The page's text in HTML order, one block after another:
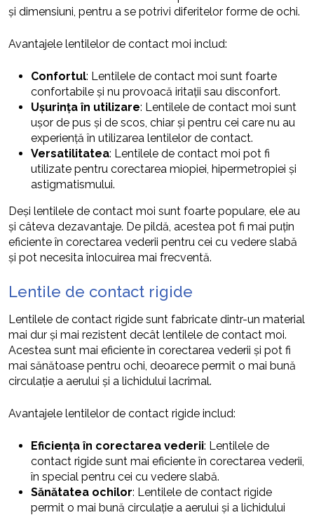
și dimensiuni, pentru a se potrivi diferitelor forme de ochi.
Avantajele lentilelor de contact moi includ:
Confortul: Lentilele de contact moi sunt foarte
confortabile și nu provoacă iritații sau disconfort.
Ușurința în utilizare: Lentilele de contact moi sunt
ușor de pus și de scos, chiar și pentru cei care nu au
experiență în utilizarea lentilelor de contact.
Versatilitatea: Lentilele de contact moi pot fi
utilizate pentru corectarea miopiei, hipermetropiei și
astigmatismului.
Deși lentilele de contact moi sunt foarte populare, ele au
și câteva dezavantaje. De pildă, acestea pot fi mai puțin
eficiente în corectarea vederii pentru cei cu vedere slabă
și pot necesita înlocuirea mai frecventă.
Lentile de contact rigide
Lentilele de contact rigide sunt fabricate dintr-un material
mai dur și mai rezistent decât lentilele de contact moi.
Acestea sunt mai eficiente în corectarea vederii și pot fi
mai sănătoase pentru ochi, deoarece permit o mai bună
circulație a aerului și a lichidului lacrimal.
Avantajele lentilelor de contact rigide includ:
Eficiența în corectarea vederii: Lentilele de
contact rigide sunt mai eficiente în corectarea vederii,
în special pentru cei cu vedere slabă.
Sănătatea ochilor: Lentilele de contact rigide
permit o mai bună circulație a aerului și a lichidului